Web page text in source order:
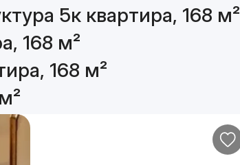
5к квартира, 168 м²
168 м²
168 м²